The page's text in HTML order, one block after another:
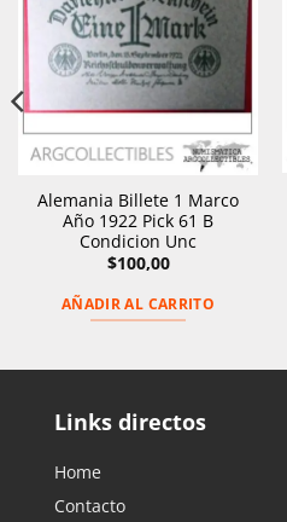
Alemania Billete 1 Marco
Año 1922 Pick 61 B
Condicion Unc
$100,00
AÑADIR AL CARRITO
Links directos
Home
Contacto